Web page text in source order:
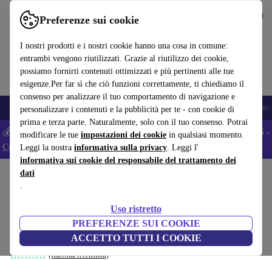
Preferenze sui cookie
I nostri prodotti e i nostri cookie hanno una cosa in comune:
entrambi vengono riutilizzati. Grazie al riutilizzo dei cookie,
possiamo fornirti contenuti ottimizzati e più pertinenti alle tue
esigenze.Per far sì che ciò funzioni correttamente, ti chiediamo il
consenso per analizzare il tuo comportamento di navigazione e
personalizzare i contenuti e la pubblicità per te - con cookie di
prima e terza parte. Naturalmente, solo con il tuo consenso. Potrai
modificare le tue impostazioni dei cookie in qualsiasi momento.
Leggi la nostra informativa sulla privacy. Leggi l'
informativa sui cookie del responsabile del trattamento dei
dati
.
Uso ristretto
PREFERENZE SUI COOKIE
ACCETTO TUTTI I COOKIE
Usa refurbed in modo rapido e semplice
🎒 Back to school Smartphone Portatili Tablet Smartwatch
💰 Extra -5% su tutti gli smartphone Android - Codice: ANDROID5 -
Condizioni
Home
Boby Garderobe impiallacciatura in legno
nero
nero
(Raccolta recensioni)